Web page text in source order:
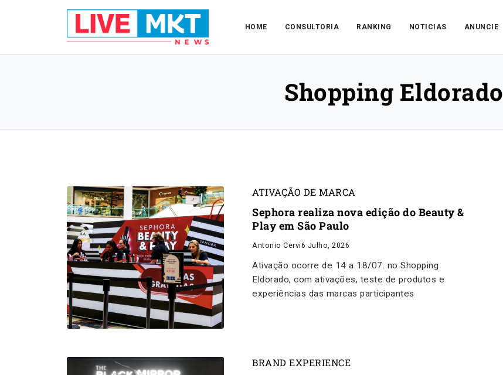
HOME CONSULTORIA RANKING NOTICIAS ANUNCIE
Shopping Eldorado
ATIVAÇÃO DE MARCA
Sephora realiza nova edição do Beauty &
Play em São Paulo
Antonio Cervi6 Julho, 2026
Ativação ocorre de 14 a 18/07. no Shopping
Eldorado, com ativações, teste de produtos e
experiências das marcas participantes
BRAND EXPERIENCE